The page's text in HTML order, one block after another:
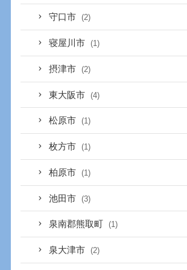
守口市 (2)
寝屋川市 (1)
摂津市 (2)
東大阪市 (4)
松原市 (1)
枚方市 (1)
柏原市 (1)
池田市 (3)
泉南郡熊取町 (1)
泉大津市 (2)